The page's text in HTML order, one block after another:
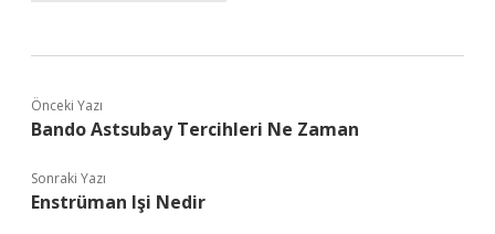
Önceki Yazı
Bando Astsubay Tercihleri Ne Zaman
Sonraki Yazı
Enstrüman Işi Nedir